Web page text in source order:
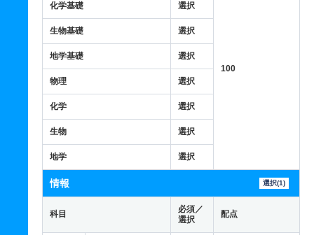
100
化学基礎 選択
生物基礎 選択
地学基礎 選択
物理 選択
化学 選択
生物 選択
地学 選択
情報 選択(1)
科目
必須／
選択
配点